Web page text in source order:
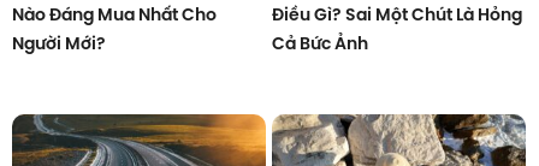
Nào Đáng Mua Nhất Cho
Người Mới?
Điều Gì? Sai Một Chút Là Hỏng
Cả Bức Ảnh